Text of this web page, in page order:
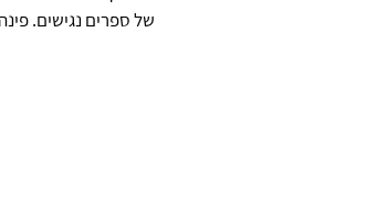
של ספרים נגישים.